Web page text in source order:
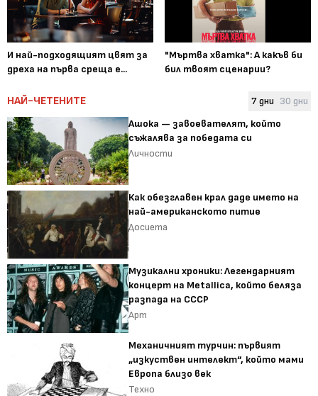
И най-подходящият цвят за
дреха на първа среща е...
"Мъртва хватка": А какъв би
бил твоят сценарии?
НАЙ-ЧЕТЕНИТЕ 7 дни 30 дни
Ашока — завоевателят, който
съжалява за победата си
Личности
Как обезглавен крал даде името на
най-американското питие
Досиета
Музикални хроники: Легендарният
концерт на Metallica, който беляза
разпада на СССР
Арт
Механичният турчин: първият
„изкуствен интелект“, който мами
Европа близо век
Техно